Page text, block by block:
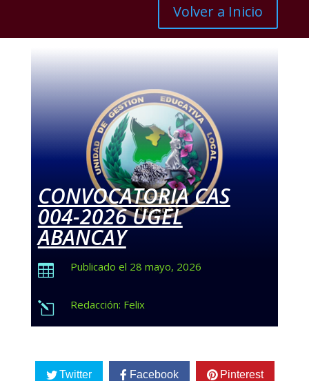
Volver a Inicio
CONVOCATORIA CAS
004-2026 UGEL
ABANCAY
 Publicado el 28 mayo, 2026
l Redacción: Felix
Twitter Facebook Pinterest